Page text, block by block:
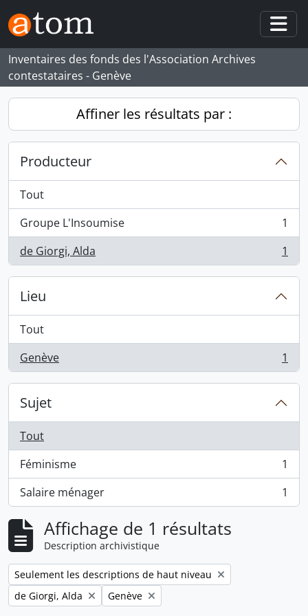
Skip to main content
Inventaires des fonds des l'Association Archives
contestataires - Genève
Affiner les résultats par :
Producteur
Tout
Groupe L'Insoumise
, 1 résultats
1
de Giorgi, Alda
, 1 résultats 1
Lieu
Tout
Genève
, 1 résultats 1
Sujet
Tout
Féminisme
, 1 résultats
1
Salaire ménager
, 1 résultats 1
Affichage de 1 résultats
Description archivistique
Remove filter:
Seulement les descriptions de haut niveau
Remove filter:
de Giorgi, Alda Remove filter:
Genève